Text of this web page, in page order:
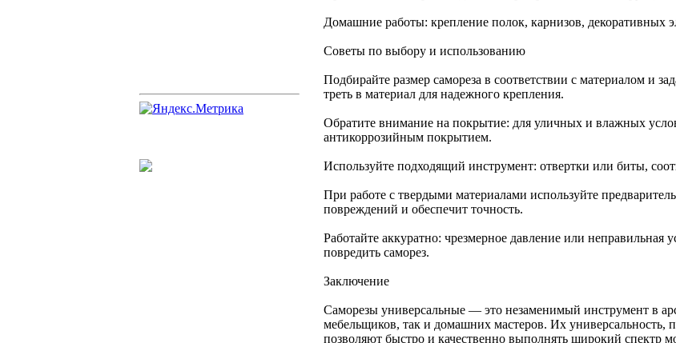
Домашние работы: крепление полок, карнизов, декоративных
Советы по выбору и использованию
Подбирайте размер самореза в соответствии с материалом и
треть в материал для надежного крепления.
Обратите внимание на покрытие: для уличных и влажных
антикоррозийным покрытием.
Используйте подходящий инструмент: отвертки или биты,
При работе с твердыми материалами используйте
повреждений и обеспечит точность.
Работайте аккуратно: чрезмерное давление или неправильная
повредить саморез.
Заключение
Саморезы универсальные — это незаменимый инструмент в
мебельщиков, так и домашних мастеров. Их универсальность,
позволяют быстро и качественно выполнять широкий спектр